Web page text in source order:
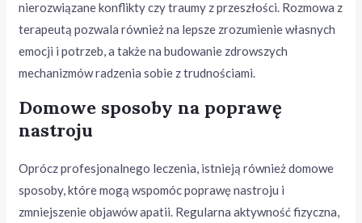
nierozwiązane konflikty czy traumy z przeszłości. Rozmowa z
terapeutą pozwala również na lepsze zrozumienie własnych
emocji i potrzeb, a także na budowanie zdrowszych
mechanizmów radzenia sobie z trudnościami.
Domowe sposoby na poprawę
nastroju
Oprócz profesjonalnego leczenia, istnieją również domowe
sposoby, które mogą wspomóc poprawę nastroju i
zmniejszenie objawów apatii. Regularna aktywność fizyczna,